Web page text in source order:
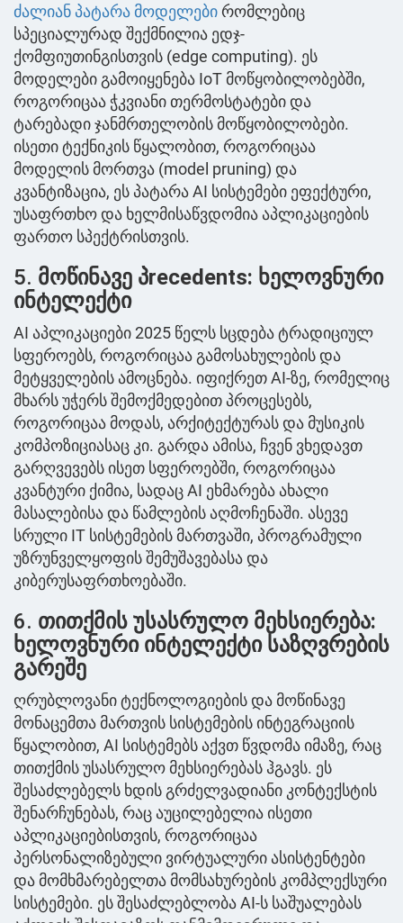
ძალიან პატარა მოდელები რომლებიც
სპეციალურად შექმნილია ედჯ-
ქომფიუთინგისთვის (edge computing). ეს
მოდელები გამოიყენება IoT მოწყობილობებში,
როგორიცაა ჭკვიანი თერმოსტატები და
ტარებადი ჯანმრთელობის მოწყობილობები.
ისეთი ტექნიკის წყალობით, როგორიცაა
მოდელის მორთვა (model pruning) და
კვანტიზაცია, ეს პატარა AI სისტემები ეფექტური,
უსაფრთხო და ხელმისაწვდომია აპლიკაციების
ფართო სპექტრისთვის.
5. მოწინავე პrecedents: ხელოვნური
ინტელექტი
AI აპლიკაციები 2025 წელს სცდება ტრადიციულ
სფეროებს, როგორიცაა გამოსახულების და
მეტყველების ამოცნება. იფიქრეთ AI-ზე, რომელიც
მხარს უჭერს შემოქმედებით პროცესებს,
როგორიცაა მოდას, არქიტექტურას და მუსიკის
კომპოზიციასაც კი. გარდა ამისა, ჩვენ ვხედავთ
გარღვევებს ისეთ სფეროებში, როგორიცაა
კვანტური ქიმია, სადაც AI ეხმარება ახალი
მასალებისა და წამლების აღმოჩენაში. ასევე
სრული IT სისტემების მართვაში, პროგრამული
უზრუნველყოფის შემუშავებასა და
კიბერუსაფრთხოებაში.
6. თითქმის უსასრულო მეხსიერება:
ხელოვნური ინტელექტი საზღვრების
გარეშე
ღრუბლოვანი ტექნოლოგიების და მოწინავე
მონაცემთა მართვის სისტემების ინტეგრაციის
წყალობით, AI სისტემებს აქვთ წვდომა იმაზე, რაც
თითქმის უსასრულო მეხსიერებას ჰგავს. ეს
შესაძლებელს ხდის გრძელვადიანი კონტექსტის
შენარჩუნებას, რაც აუცილებელია ისეთი
აპლიკაციებისთვის, როგორიცაა
პერსონალიზებული ვირტუალური ასისტენტები
და მომხმარებელთა მომსახურების კომპლექსური
სისტემები. ეს შესაძლებლობა AI-ს საშუალებას